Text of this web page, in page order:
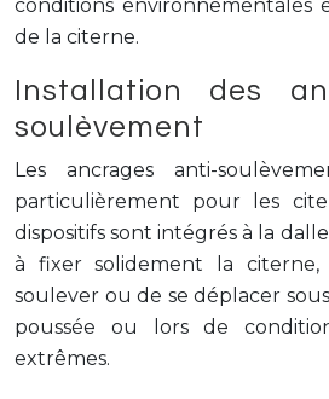
conditions environnementales
de la citerne.
Installation des
soulèvement
Les ancrages anti-
particulièrement pour les
dispositifs sont intégrés à la
à fixer solidement la citerne,
soulever ou de se déplacer
poussée ou lors de
extrêmes.